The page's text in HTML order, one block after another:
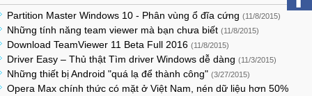
Partition Master Windows 10 - Phân vùng ổ đĩa cứng (11/8/2015)
Những tính năng team viewer mà bạn chưa biết (11/8/2015)
Download TeamViewer 11 Beta Full 2016 (11/8/2015)
Driver Easy – Thủ thật Tìm driver Windows dễ dàng (11/3/2015)
Những thiết bị Android "quá lạ để thành công" (3/27/2015)
Opera Max chính thức có mặt ở Việt Nam, nén dữ liệu hơn 50%